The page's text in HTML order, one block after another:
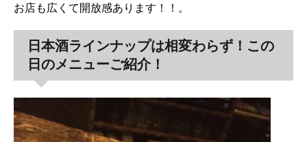
お店も広くて開放感あります！！。
日本酒ラインナップは相変わらず！この
日のメニューご紹介！